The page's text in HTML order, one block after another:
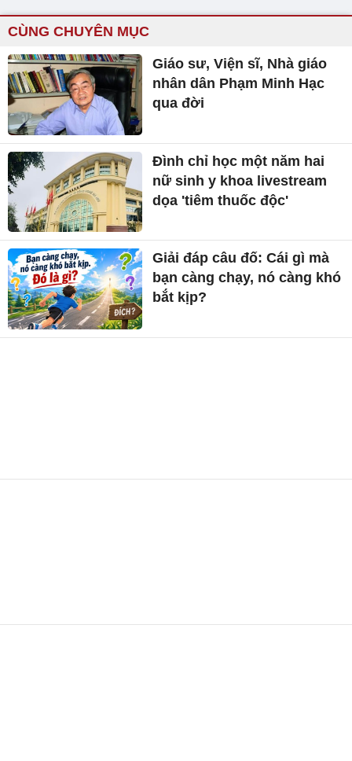
CÙNG CHUYÊN MỤC
Giáo sư, Viện sĩ, Nhà giáo
nhân dân Phạm Minh Hạc
qua đời
Đình chỉ học một năm hai
nữ sinh y khoa livestream
dọa 'tiêm thuốc độc'
Giải đáp câu đố: Cái gì mà
bạn càng chạy, nó càng khó
bắt kịp?